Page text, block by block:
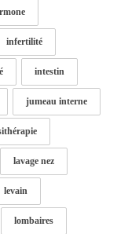
infertilité
intestin
jumeau interne
lavage nez
levain
lombaires